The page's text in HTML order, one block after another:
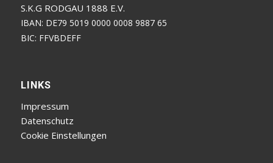
S.K.G RODGAU 1888 E.V.
IBAN: DE79 5019 0000 0008 9887 65
BIC: FFVBDEFF
LINKS
Impressum
Datenschutz
Cookie Einstellungen